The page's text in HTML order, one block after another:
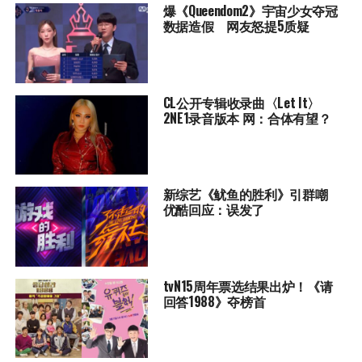
爆《Queendom2》宇宙少女夺冠
数据造假 网友怒提5质疑
CL公开专辑收录曲〈Let It〉
2NE1录音版本 网：合体有望？
新综艺《鱿鱼的胜利》引群嘲
优酷回应：误发了
tvN15周年票选结果出炉！《请
回答1988》夺榜首